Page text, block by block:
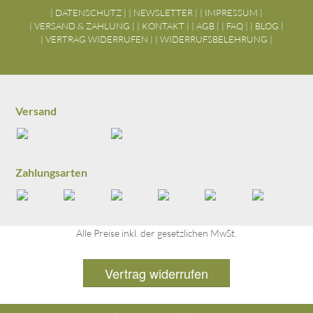
| DATENSCHUTZ | | NEWSLETTER | | IMPRESSUM |
| VERSAND & ZAHLUNG | | KONTAKT | | AGB | | FAQ | | BLOG |
| VERTRAG WIDERRUFEN | | WIDERRUFSBELEHRUNG |
Versand
Zahlungsarten
Alle Preise inkl. der gesetzlichen MwSt.
Vertrag widerrufen